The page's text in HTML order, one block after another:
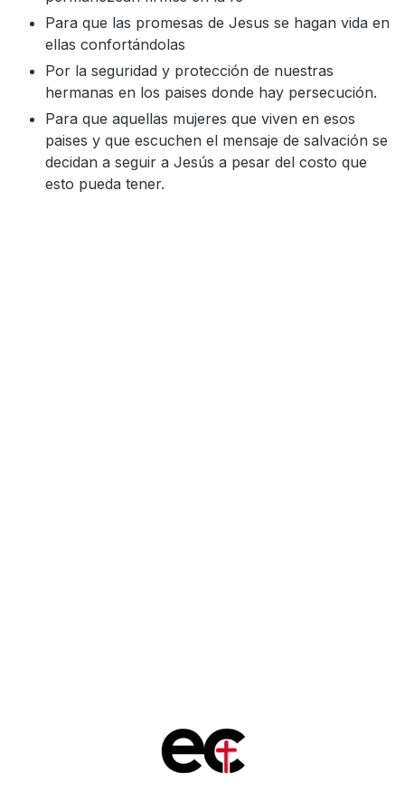
Para que las promesas de Jesus se hagan vida en
ellas confortándolas
Por la seguridad y protección de nuestras
hermanas en los paises donde hay persecución.
Para que aquellas mujeres que viven en esos
paises y que escuchen el mensaje de salvación se
decidan a seguir a Jesús a pesar del costo que
esto pueda tener.